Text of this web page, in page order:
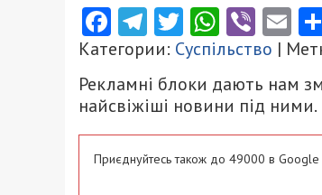
Facebook
Telegram
TwitterViber
Категории: Суспільство |
Рекламні блоки дають нам
найсвіжіші новини під ними.
Приєднуйтесь також до 49000 в Google